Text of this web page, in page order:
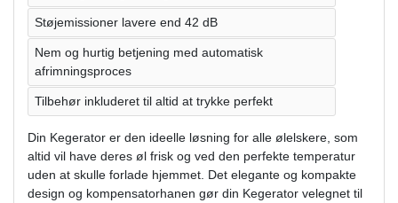
Støjemissioner lavere end 42 dB
Nem og hurtig betjening med automatisk
afrimningsproces
Tilbehør inkluderet til altid at trykke perfekt
Din Kegerator er den ideelle løsning for alle ølelskere, som
altid vil have deres øl frisk og ved den perfekte temperatur
uden at skulle forlade hjemmet. Det elegante og kompakte
design og kompensatorhanen gør din Kegerator velegnet til